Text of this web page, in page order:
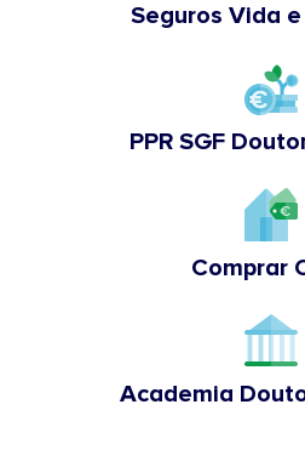
Seguros Vida
PPR SGF
Comprar
Academia